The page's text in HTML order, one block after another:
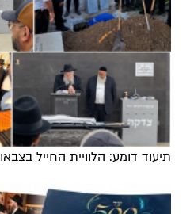
תיעוד דומע: הלוויית החייל